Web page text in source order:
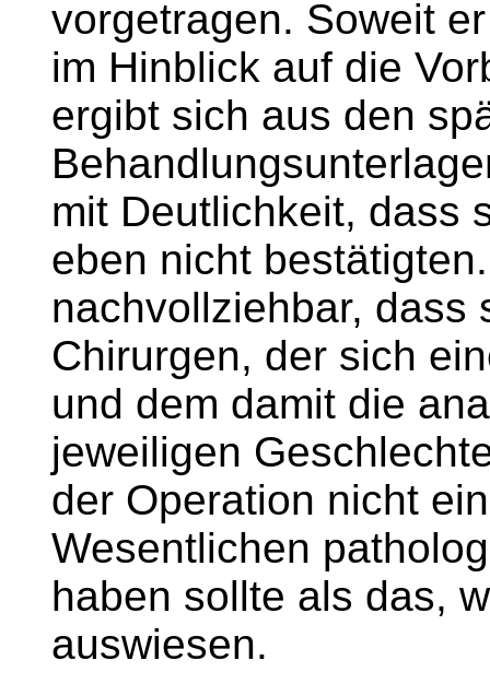
vorgetragen. Soweit
im Hinblick auf die
ergibt sich aus den
mit Deutlichkeit, dass
eben nicht
nachvollziehbar, dass
Chirurgen, der sich
und dem damit die
jeweiligen
der Operation nicht
Wesentlichen
haben sollte als das,
auswiesen.